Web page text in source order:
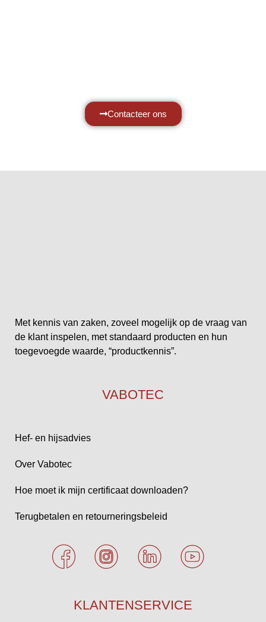
Contacteer ons
Met kennis van zaken, zoveel mogelijk op de vraag van
de klant inspelen, met standaard producten en hun
toegevoegde waarde, “productkennis”.
VABOTEC
Hef- en hijsadvies
Over Vabotec
Hoe moet ik mijn certificaat downloaden?
Terugbetalen en retourneringsbeleid
KLANTENSERVICE